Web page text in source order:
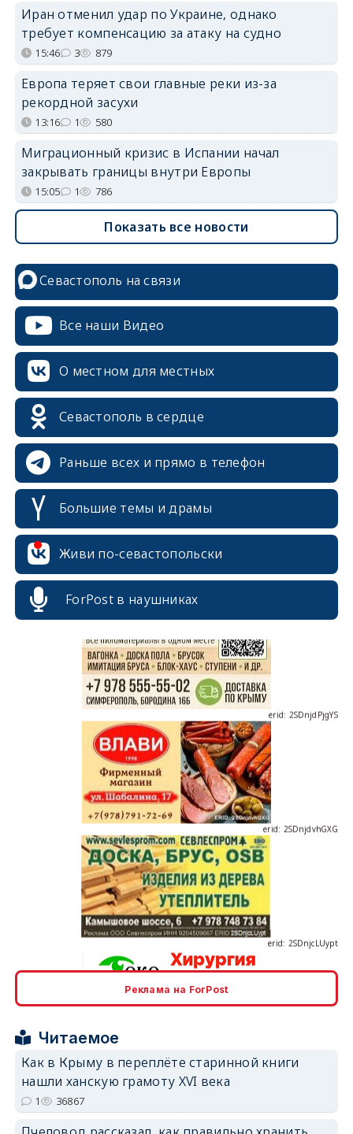
Иран отменил удар по Украине, однако
требует компенсацию за атаку на судно
15:46 3 879
Европа теряет свои главные реки из-за
рекордной засухи
13:16 1 580
Миграционный кризис в Испании начал
закрывать границы внутри Европы
15:05 1 786
Показать все новости
Севастополь на связи
Все наши Видео
О местном для местных
Севастополь в сердце
Раньше всех и прямо в телефон
Большие темы и драмы
Живи по-севастопольски
ForPost в наушниках
erid: 2SDnjdvhGXG
Реклама на ForPost
Читаемое
Как в Крыму в переплёте старинной книги
нашли ханскую грамоту XVI века
1 36867